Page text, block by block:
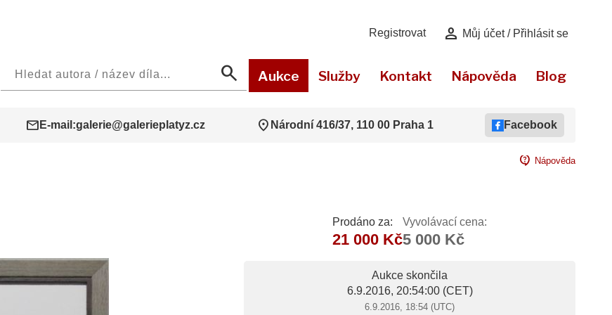
Registrovat person Můj účet / Přihlásit se
search Aukce Služby Kontakt Nápověda Blog
mail E-mail:galerie@galerieplatyz.cz location_on Národní 416/37, 110 00 Praha 1 Facebook
contact_support Nápověda
Prodáno za:
21 000 Kč
Vyvolávací cena:
5 000 Kč
Aukce skončila
6.9.2016, 20:54:00(CET)
6.9.2016, 18:54 (UTC)